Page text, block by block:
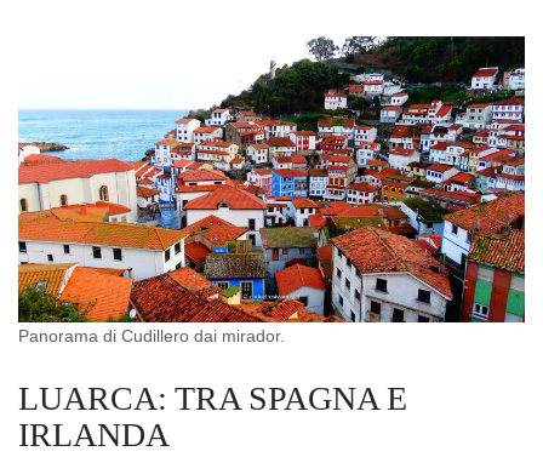
Panorama di Cudillero dai mirador.
LUARCA: TRA SPAGNA E
IRLANDA